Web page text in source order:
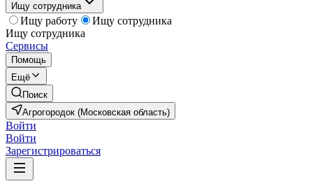
Ищу сотрудника
Ищу работу
Ищу сотрудника
Ищу сотрудника
Сервисы
Помощь
Ещё
Поиск
Агрогородок (Московская область)
Войти
Войти
Зарегистрироваться